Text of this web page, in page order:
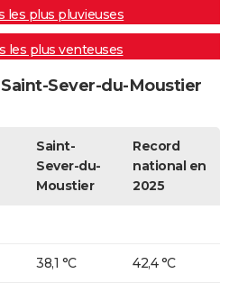
les plus pluvieuses
les plus venteuses
Sever-du-Moustier
Saint-
Sever-du-
Moustier
Record
national en
2025
38,1 °C 42,4 °C